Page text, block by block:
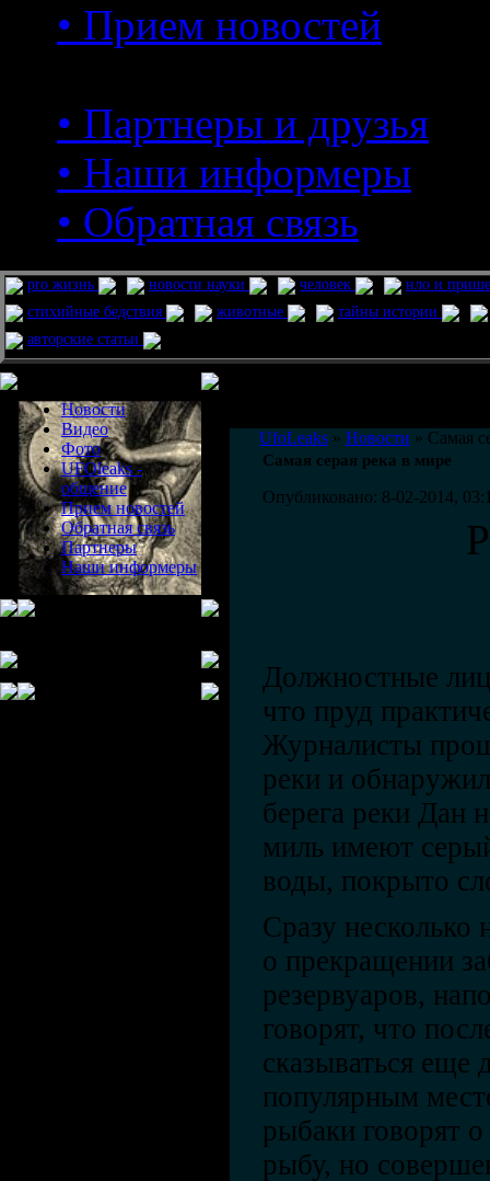
• Прием новостей
• Партнеры и друзья
• Наши информеры
• Обратная связь
pro жизнь новости науки человек
нло и
стихийные бедствия
животные
тайны истории
авторские статьи
Новости
Видео
Фото
UFOleaks -
общение
Прием новостей
Обратная связь
Партнеры
Наши информеры
UfoLeaks » Новости » Самая
Самая серая река в мире
Опубликовано: 8-02-2014,
Должностные
что пруд
Журналисты
реки и
берега реки Дан
миль имеют
воды, покрыто
Сразу несколько
о прекращении
резервуаров,
говорят, что
сказываться еще
популярным
рыбаки говорят
рыбу, но